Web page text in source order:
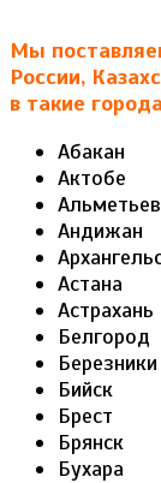
Мы
России,
в такие
Абакан
Актобе
Андижан
Астана
Астрахань
Белгород
Березники
Бийск
Брест
Брянск
Бухара